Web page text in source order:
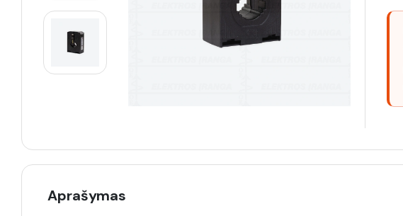
Aprašymas